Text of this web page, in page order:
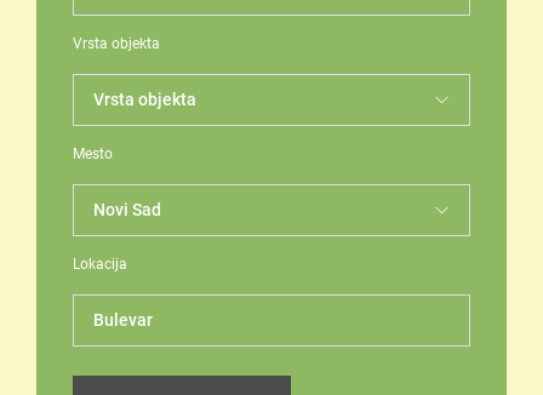
Vrsta objekta
Mesto
Lokacija
Bulevar